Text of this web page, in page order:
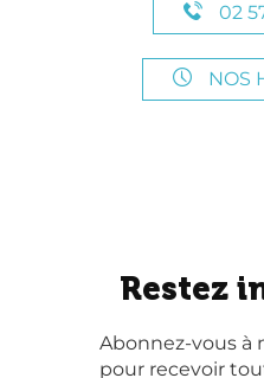
02
NOS
Restez
Abonnez-vous à
pour recevoir